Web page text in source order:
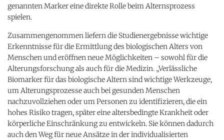
genannten Marker eine direkte Rolle beim Alternsprozess
spielen.
Zusammengenommen liefern die Studienergebnisse wichtige
Erkenntnisse für die Ermittlung des biologischen Alters von
Menschen und eröffnen neue Möglichkeiten – sowohl für die
Alterungsforschung als auch für die Medizin. „Verlässliche
Biomarker für das biologische Altern sind wichtige Werkzeuge,
um Alterungsprozesse auch bei gesunden Menschen
nachzuvollziehen oder um Personen zu identifizieren, die ein
hohes Risiko tragen, später eine altersbedingte Krankheit oder
körperliche Einschränkung zu entwickeln. Sie können dadurch
auch den Weg für neue Ansätze in der individualisierten